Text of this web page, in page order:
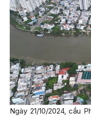
Ngày 21/10/2024, cầu